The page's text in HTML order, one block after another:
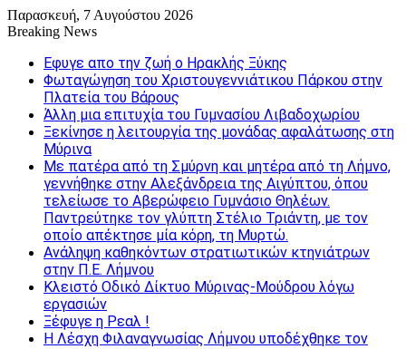
Παρασκευή, 7 Αυγούστου 2026
Breaking News
Εφυγε απο την ζωή o Ηρακλής Ξύκης
Φωταγώγηση του Χριστουγεννιάτικου Πάρκου στην
Πλατεία του Βάρους
Άλλη μια επιτυχία του Γυμνασίου Λιβαδοχωρίου
Ξεκίνησε η λειτουργία της μονάδας αφαλάτωσης στη
Μύρινα
Με πατέρα από τη Σμύρνη και μητέρα από τη Λήμνο,
γεννήθηκε στην Αλεξάνδρεια της Αιγύπτου, όπου
τελείωσε το Αβερώφειο Γυμνάσιο Θηλέων.
Παντρεύτηκε τον γλύπτη Στέλιο Τριάντη, με τον
οποίο απέκτησε μία κόρη, τη Μυρτώ.
Ανάληψη καθηκόντων στρατιωτικών κτηνιάτρων
στην Π.Ε. Λήμνου
Κλειστό Οδικό Δίκτυο Μύρινας-Μούδρου λόγω
εργασιών
Ξέφυγε η Ρεαλ !
Η Λέσχη Φιλαναγνωσίας Λήμνου υποδέχθηκε τον